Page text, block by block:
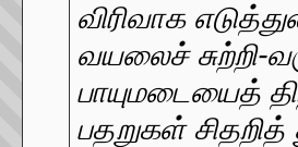
விரிவாக
வயலைச் சுற்றி-
பாயுமடையைத்
பதறுகள்